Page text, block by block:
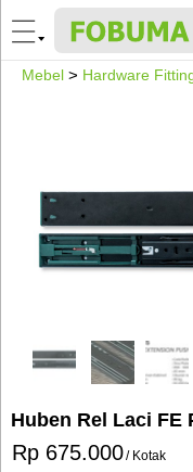
Mebel > Hardware
Huben Rel Laci FE
Rp 675.000/ Kotak